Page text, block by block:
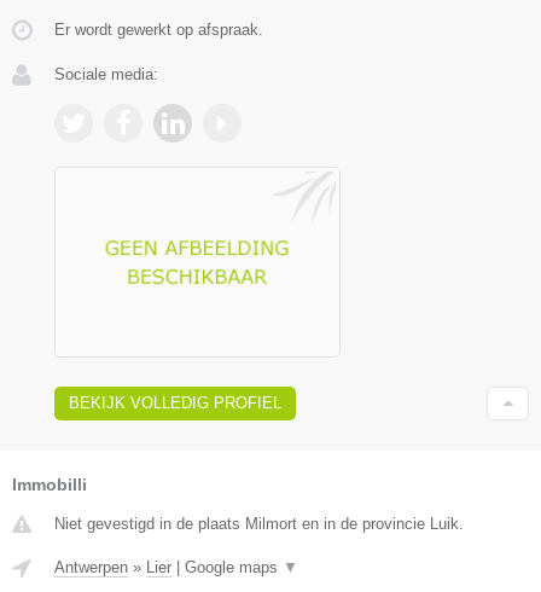
Er wordt gewerkt op afspraak.
Sociale media:
BEKIJK VOLLEDIG PROFIEL
Immobilli
Niet gevestigd in de plaats Milmort en in de provincie Luik.
Antwerpen » Lier Google maps ▼